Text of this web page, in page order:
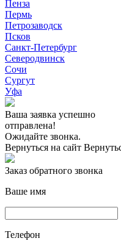
Пенза
Пермь
Петрозаводск
Псков
Санкт-Петербург
Северодвинск
Сочи
Сургут
Уфа
Ваша заявка успешно
отправлена!
Ожидайте звонка.
Вернуться на сайт
Заказ обратного звонка
Ваше имя
Телефон